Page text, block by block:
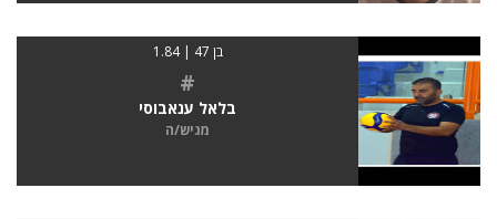
בן 47 | 1.84
#
בלאל ענאבוסי
מגיש/ה